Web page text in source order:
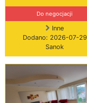
Do negocjacji
Inne
Dodano: 2026-07-29
Sanok